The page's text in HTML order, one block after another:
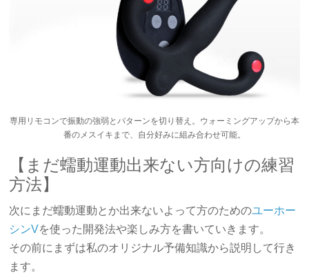
専用リモコンで振動の強弱とパターンを切り替え。ウォーミングアップから本
番のメスイキまで、自分好みに組み合わせ可能。
【まだ蠕動運動出来ない方向けの練習
方法】
次にまだ蠕動運動とか出来ないよって方のためのユーホー
シンVを使った開発法や楽しみ方を書いていきます。
その前にまずは私のオリジナル予備知識から説明して行き
ます。